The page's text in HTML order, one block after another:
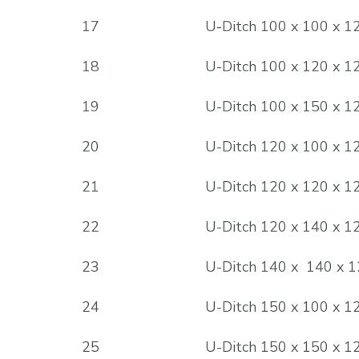
17 U-Ditch 100 x 100 x
18 U-Ditch 100 x 120 x
19 U-Ditch 100 x 150 x
20 U-Ditch 120 x 100 x
21 U-Ditch 120 x 120 x
22 U-Ditch 120 x 140 x
23 U-Ditch 140 x 140 x
24 U-Ditch 150 x 100 x
25 U-Ditch 150 x 150 x